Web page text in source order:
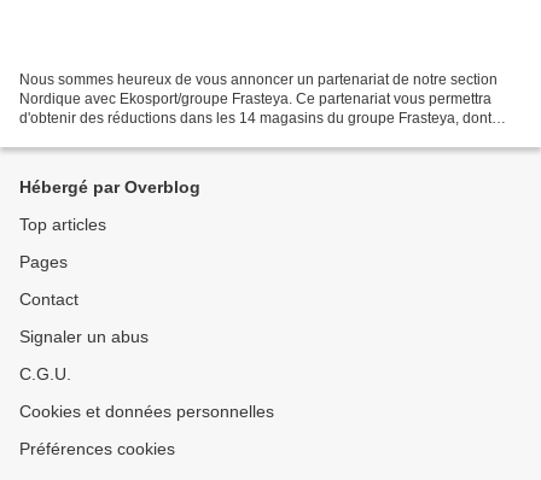
Nous sommes heureux de vous annoncer un partenariat de notre section
Nordique avec Ekosport/groupe Frasteya. Ce partenariat vous permettra
d'obtenir des réductions dans les 14 magasins du groupe Frasteya, dont
Hébergé par Overblog
Top articles
Pages
Contact
Signaler un abus
C.G.U.
Cookies et données personnelles
Préférences cookies